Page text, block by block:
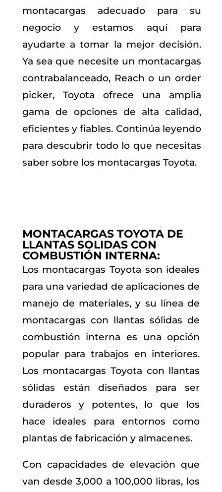
montacargas adecuado para su
negocio y estamos aquí para
ayudarte a tomar la mejor decisión.
Ya sea que necesite un montacargas
contrabalanceado, Reach o un order
picker, Toyota ofrece una amplia
gama de opciones de alta calidad,
eficientes y fiables. Continúa leyendo
para descubrir todo lo que necesitas
saber sobre los montacargas Toyota.
MONTACARGAS TOYOTA DE
LLANTAS SOLIDAS CON
COMBUSTIÓN INTERNA:
Los montacargas Toyota son ideales
para una variedad de aplicaciones de
manejo de materiales, y su línea de
montacargas con llantas sólidas de
combustión interna es una opción
popular para trabajos en interiores.
Los montacargas Toyota con llantas
sólidas están diseñados para ser
duraderos y potentes, lo que los
hace ideales para entornos como
plantas de fabricación y almacenes.
Con capacidades de elevación que
van desde 3,000 a 100,000 libras, los